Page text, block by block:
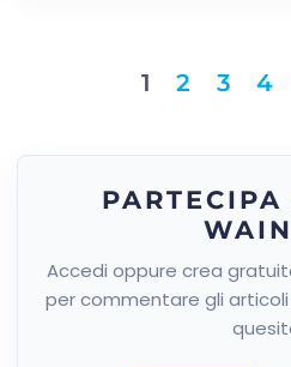
1 2 3 4
Accedi oppure crea
per commentare gli